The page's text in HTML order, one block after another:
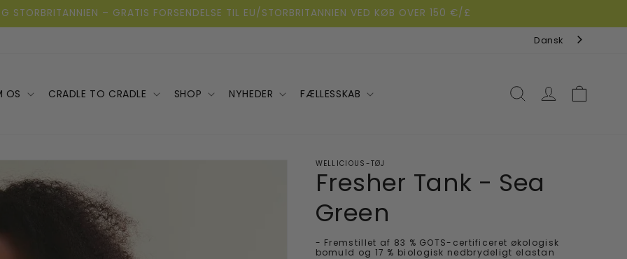
STORBRITANNIEN – GRATIS FORSENDELSE TIL EU/STORBRITANNIEN VED KØB OVER 150 €/£
Dansk
OS CRADLE TO CRADLE SHOP NYHEDER FÆLLESSKAB
Log
ind
Indkøbskurv
WELLICIOUS-TØJ
Fresher Tank - Sea
Green
- Fremstillet af 83 % GOTS-certificeret økologisk
bomuld og 17 % biologisk nedbrydeligt elastan